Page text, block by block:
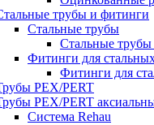
трубы и фитинги
Стальные трубы
Стальные трубы
Фитинги для
Фитинги для
PEX/PERT
PEX/PERT
Система Rehau